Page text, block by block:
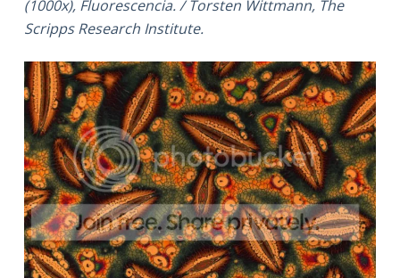
(1000x), Fluorescencia. / Torsten Wittmann, The
Scripps Research Institute.